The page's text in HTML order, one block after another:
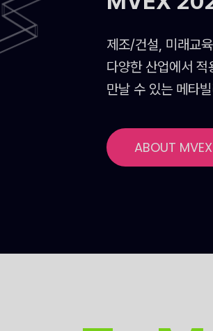
제조/건설, 미래교
다양한 산업에서
만날 수 있는 메타
ABOUT MVEX